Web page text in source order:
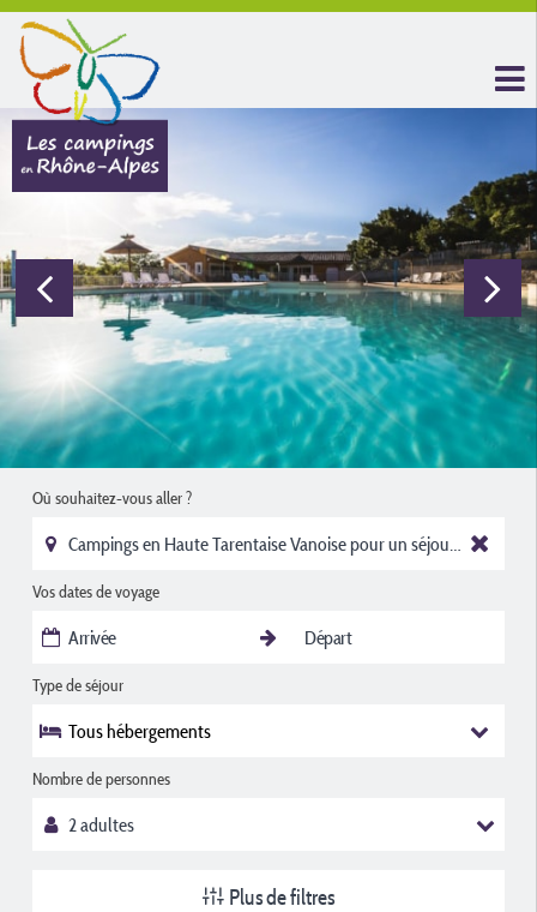
Où souhaitez-vous aller ?
Vos dates de voyage
Type de séjour
Tous hébergements
Nombre de personnes
Plus de filtres